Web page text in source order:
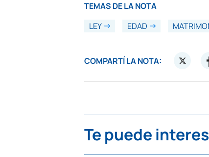
TEMAS DE LA NOTA
LEY
EDAD
COMPARTÍ LA NOTA:
Te puede